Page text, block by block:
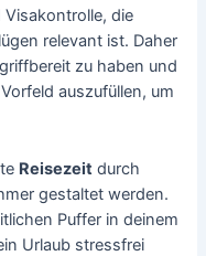
Visakontrolle, die
relevant ist. Daher
zu haben und
auszufüllen, um
Reisezeit durch
gestaltet werden.
Puffer in deinem
Urlaub stressfrei